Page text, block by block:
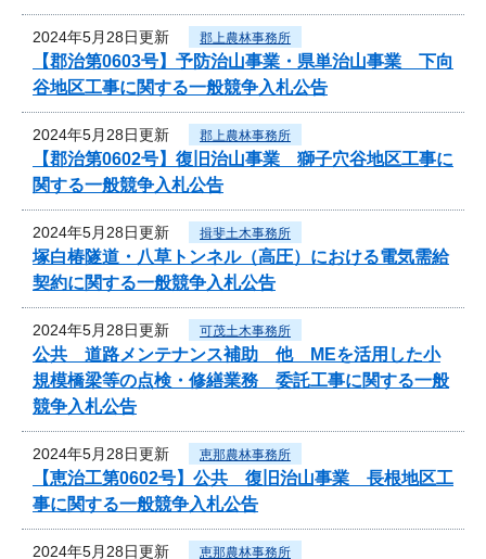
2024年5月28日更新 郡上農林事務所
【郡治第0603号】予防治山事業・県単治山事業 下向
谷地区工事に関する一般競争入札公告
2024年5月28日更新 郡上農林事務所
【郡治第0602号】復旧治山事業 獅子穴谷地区工事に
関する一般競争入札公告
2024年5月28日更新 揖斐土木事務所
塚白椿隧道・八草トンネル（高圧）における電気需給
契約に関する一般競争入札公告
2024年5月28日更新 可茂土木事務所
公共 道路メンテナンス補助 他 MEを活用した小
規模橋梁等の点検・修繕業務 委託工事に関する一般
競争入札公告
2024年5月28日更新 恵那農林事務所
【恵治工第0602号】公共 復旧治山事業 長根地区工
事に関する一般競争入札公告
2024年5月28日更新 恵那農林事務所